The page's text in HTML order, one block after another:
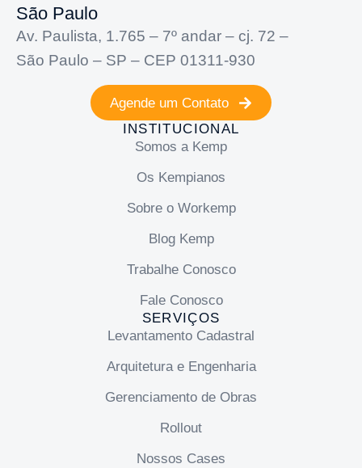
São Paulo
Av. Paulista, 1.765 – 7º andar – cj. 72 –
São Paulo – SP – CEP 01311-930
Agende um Contato
INSTITUCIONAL
Somos a Kemp
Os Kempianos
Sobre o Workemp
Blog Kemp
Trabalhe Conosco
Fale Conosco
SERVIÇOS
Levantamento Cadastral
Arquitetura e Engenharia
Gerenciamento de Obras
Rollout
Nossos Cases